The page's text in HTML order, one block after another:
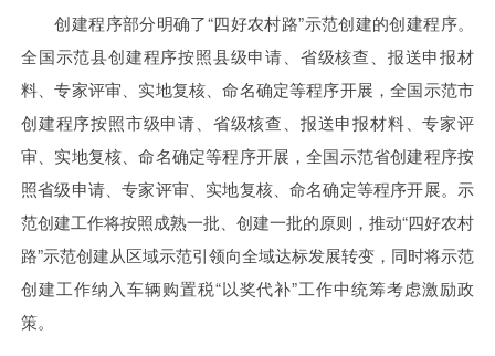
创建程序部分明确了“四好农村路”示范创建的创建程序。
全国示范县创建程序按照县级申请、省级核查、报送申报材
料、专家评审、实地复核、命名确定等程序开展，全国示范市
创建程序按照市级申请、省级核查、报送申报材料、专家评
审、实地复核、命名确定等程序开展，全国示范省创建程序按
照省级申请、专家评审、实地复核、命名确定等程序开展。示
范创建工作将按照成熟一批、创建一批的原则，推动“四好农村
路”示范创建从区域示范引领向全域达标发展转变，同时将示范
创建工作纳入车辆购置税“以奖代补”工作中统筹考虑激励政
策。